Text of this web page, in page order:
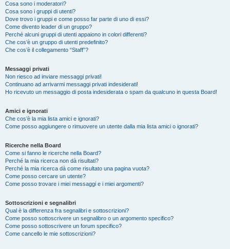
Cosa sono i moderatori?
Cosa sono i gruppi di utenti?
Dove trovo i gruppi e come posso far parte di uno di essi?
Come divento leader di un gruppo?
Perché alcuni gruppi di utenti appaiono in colori differenti?
Che cos’è un gruppo di utenti predefinito?
Che cos’è il collegamento “Staff”?
Messaggi privati
Non riesco ad inviare messaggi privati!
Continuano ad arrivarmi messaggi privati indesiderati!
Ho ricevuto un messaggio di posta indesiderata o spam da qualcuno in questa Board!
Amici e ignorati
Che cos’è la mia lista amici e ignorati?
Come posso aggiungere o rimuovere un utente dalla mia lista amici o ignorati?
Ricerche nella Board
Come si fanno le ricerche nella Board?
Perché la mia ricerca non dà risultati?
Perché la mia ricerca dà come risultato una pagina vuota?
Come posso cercare un utente?
Come posso trovare i miei messaggi e i miei argomenti?
Sottoscrizioni e segnalibri
Qual è la differenza fra segnalibri e sottoscrizioni?
Come posso sottoscrivere un segnalibro o un argomento specifico?
Come posso sottoscrivere un forum specifico?
Come cancello le mie sottoscrizioni?